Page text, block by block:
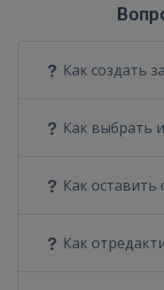
Как создать
Как выбрать
Как оставить
Как